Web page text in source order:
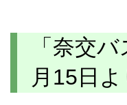
「奈交
月15日